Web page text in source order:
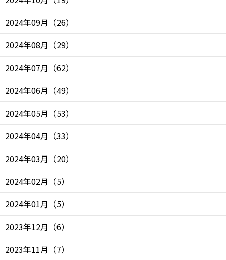
2024年09月 （26）
2024年08月 （29）
2024年07月 （62）
2024年06月 （49）
2024年05月 （53）
2024年04月 （33）
2024年03月 （20）
2024年02月 （5）
2024年01月 （5）
2023年12月 （6）
2023年11月 （7）